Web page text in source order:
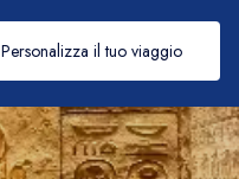
Personalizza il tuo viaggio